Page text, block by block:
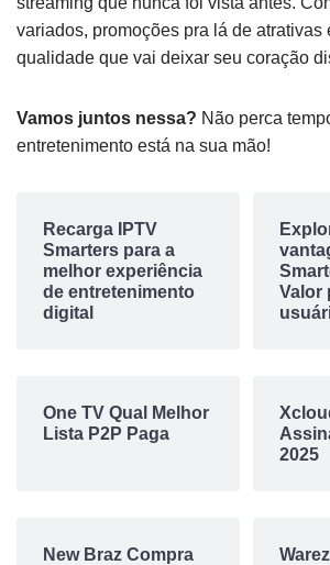
variados, promoções pra lá de atrativas
qualidade que vai deixar seu coração
Vamos juntos nessa? Não perca
entretenimento está na sua mão!
Recarga IPTV
Smarters para a
melhor experiência
de entretenimento
digital
Valor
One TV Qual Melhor
Lista P2P Paga
2025
New Braz Compra